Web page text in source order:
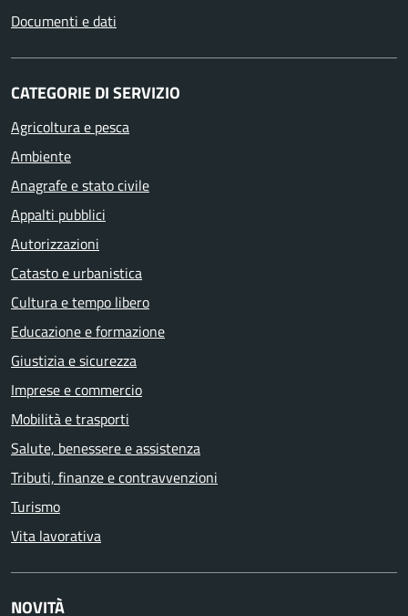
Documenti e dati
CATEGORIE DI SERVIZIO
Agricoltura e pesca
Ambiente
Anagrafe e stato civile
Appalti pubblici
Autorizzazioni
Catasto e urbanistica
Cultura e tempo libero
Educazione e formazione
Giustizia e sicurezza
Imprese e commercio
Mobilità e trasporti
Salute, benessere e assistenza
Tributi, finanze e contravvenzioni
Turismo
Vita lavorativa
NOVITÀ